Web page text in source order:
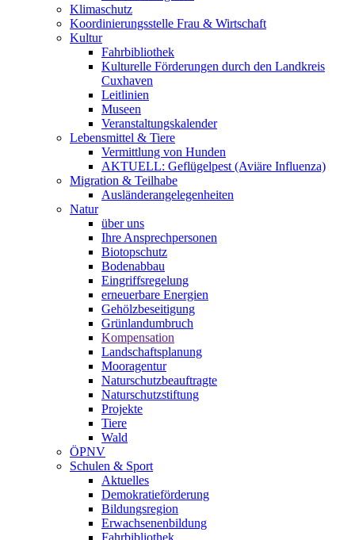
Klimaschutz
Koordinierungsstelle Frau & Wirtschaft
Kultur
Fahrbibliothek
Kulturelle Förderungen durch den Landkreis
Cuxhaven
Leitlinien
Museen
Veranstaltungskalender
Lebensmittel & Tiere
Vermittlung von Hunden
AKTUELL: Geflügelpest (Aviäre Influenza)
Migration & Teilhabe
Ausländerangelegenheiten
Natur
über uns
Ihre Ansprechpersonen
Biotopschutz
Bodenabbau
Eingriffsregelung
erneuerbare Energien
Gehölzbeseitigung
Grünlandumbruch
Kompensation
Landschaftsplanung
Mooragentur
Naturschutzbeauftragte
Naturschutzstiftung
Projekte
Tiere
Wald
ÖPNV
Schulen & Sport
Aktuelles
Demokratieförderung
Bildungsregion
Erwachsenenbildung
Fahrbibliothek